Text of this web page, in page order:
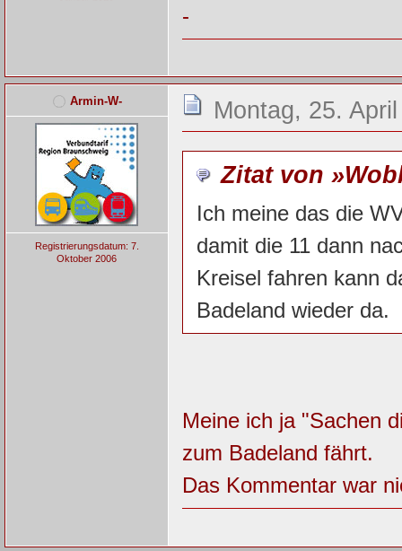
-
Armin-W-
Registrierungsdatum: 7.
Oktober 2006
Montag, 25.
Zitat von
Ich meine das die
damit die 11 dann
Kreisel fahren kann
Badeland wieder da.
Meine ich ja "Sachen
zum Badeland fährt.
Das Kommentar war